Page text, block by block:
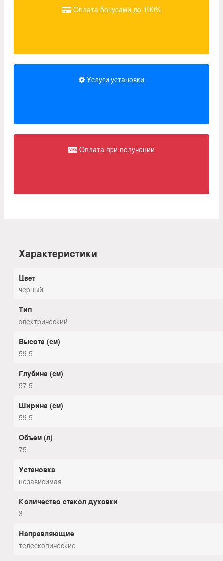
Оплата бонусами до 100%
Услуги установки
Оплата при получении
Характеристики
Цвет
черный
Тип
электрический
Высота (см)
59.5
Глубина (см)
57.5
Ширина (см)
59.5
Объем (л)
75
Установка
независимая
Количество стекол духовки
3
Направляющие
телескопические